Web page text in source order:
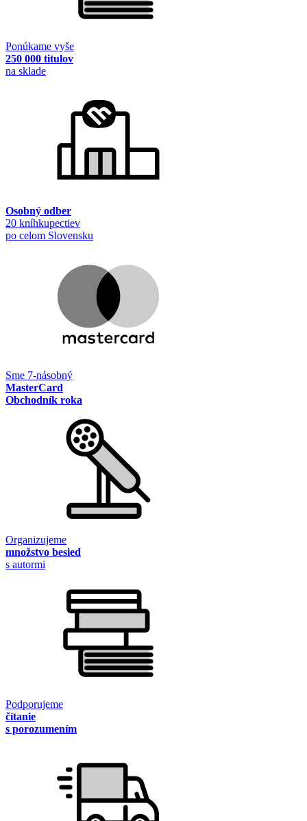
Ponúkame vyše
250 000 titulov
na sklade
Osobný odber
20 kníhkupectiev
po celom Slovensku
Sme 7-násobný
MasterCard
Obchodník roka
Organizujeme
množstvo besied
s autormi
Podporujeme
čítanie
s porozumením